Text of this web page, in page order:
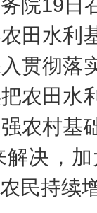
田水利
贯彻落
农田水
农村基
决，
民持续